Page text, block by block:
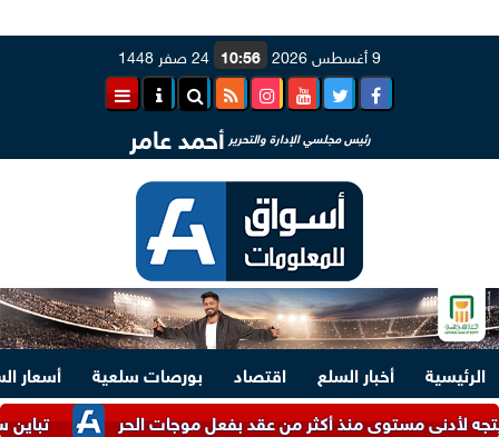
9 أغسطس 2026 10:56 24 صفر 1448
رئيس مجلسي الإدارة والتحرير أحمد عامر
الرئيسية أخبار السلع اقتصاد بورصات سلعية
أسعار
تباين سعر
مستوى منذ أكثر من عقد بفعل موجات الحر